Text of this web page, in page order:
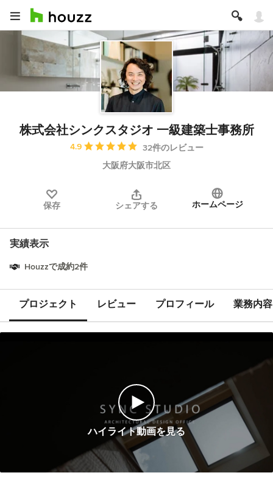
株式会社シンクスタジオ 一級建築士事務所
平均評価：5つ星中 星4.9
4.9
32件のレビュー
大阪府大阪市北区
保存 シェアする ホームページ
実績表示
Houzzで成約2件
プロジェクト レビュー プロフィール 業務内容
ハイライト動画を見る